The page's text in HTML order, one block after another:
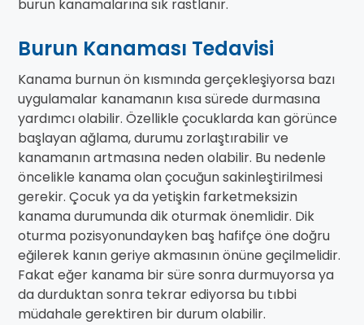
burun kanamalarına sık rastlanır.
Burun Kanaması Tedavisi
Kanama burnun ön kısmında gerçekleşiyorsa bazı
uygulamalar kanamanın kısa sürede durmasına
yardımcı olabilir. Özellikle çocuklarda kan görünce
başlayan ağlama, durumu zorlaştırabilir ve
kanamanın artmasına neden olabilir. Bu nedenle
öncelikle kanama olan çocuğun sakinleştirilmesi
gerekir. Çocuk ya da yetişkin farketmeksizin
kanama durumunda dik oturmak önemlidir. Dik
oturma pozisyonundayken baş hafifçe öne doğru
eğilerek kanın geriye akmasının önüne geçilmelidir.
Fakat eğer kanama bir süre sonra durmuyorsa ya
da durduktan sonra tekrar ediyorsa bu tıbbi
müdahale gerektiren bir durum olabilir.